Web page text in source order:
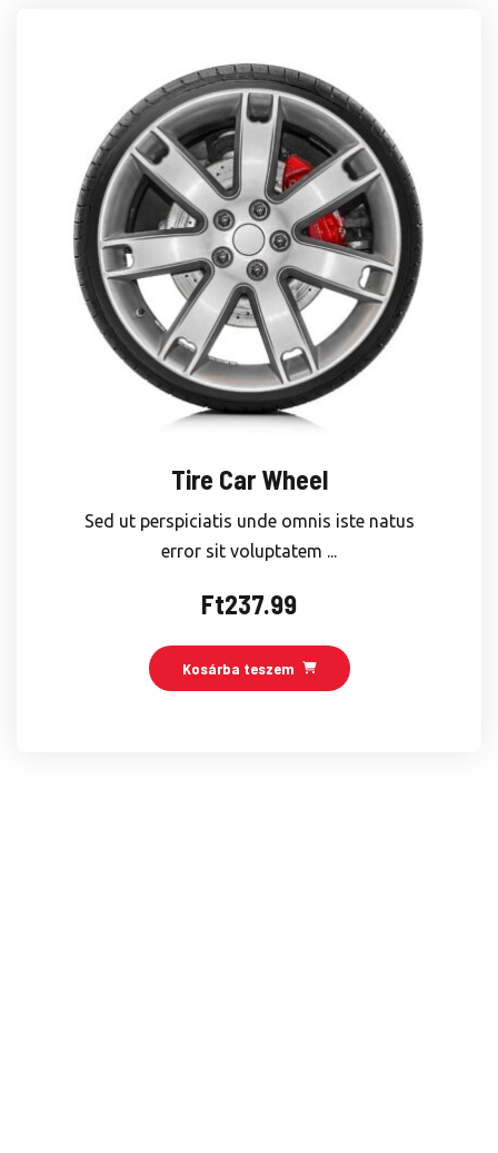
Tire Car Wheel
Sed ut perspiciatis unde omnis iste natus
error sit voluptatem ...
Ft237.99
Kosárba teszem